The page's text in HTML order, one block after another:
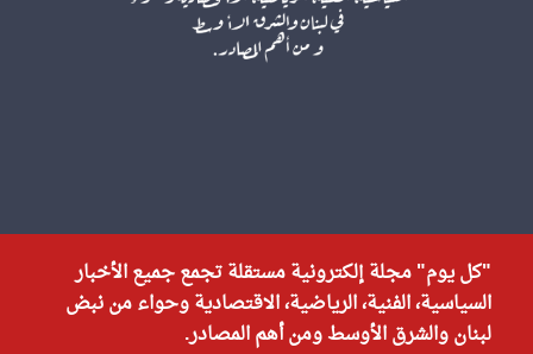
"كل يوم" مجلة إلكترونية مستقلة تجمع جميع الأخبار
السياسية، الفنية، الرياضية، الاقتصادية وحواء من نبض
لبنان والشرق الأوسط ومن أهم المصادر.